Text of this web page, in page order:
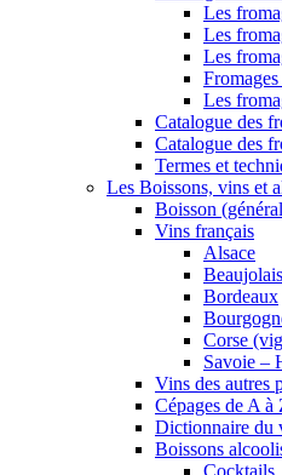
Les
Les
Les
Les
Catalogue des
Catalogue des
Termes et
Les Boissons, vins et
Boisson
Vins français
Alsace
Beaujolais
Bordeaux
Corse
Savoie –
Vins des autres
Cépages de A à
Dictionnaire du
Boissons